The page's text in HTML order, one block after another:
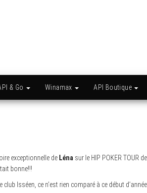
& Go Winamax API Boutique
exceptionnelle de Léna sur le HIP POKER TOUR
bonne!!!
Isséen, ce n’est rien comparé à ce début